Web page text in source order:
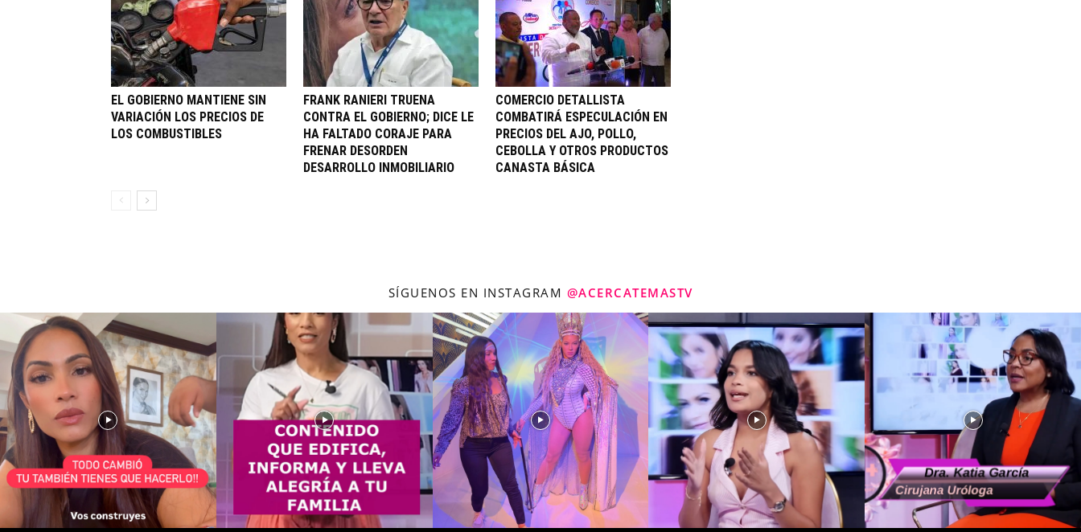
EL GOBIERNO MANTIENE SIN
VARIACIÓN LOS PRECIOS DE
LOS COMBUSTIBLES
FRANK RANIERI TRUENA
CONTRA EL GOBIERNO; DICE LE
HA FALTADO CORAJE PARA
FRENAR DESORDEN
DESARROLLO INMOBILIARIO
COMERCIO DETALLISTA
COMBATIRÁ ESPECULACIÓN EN
PRECIOS DEL AJO, POLLO,
CEBOLLA Y OTROS PRODUCTOS
CANASTA BÁSICA
SÍGUENOS EN INSTAGRAM @ACERCATEMASTV